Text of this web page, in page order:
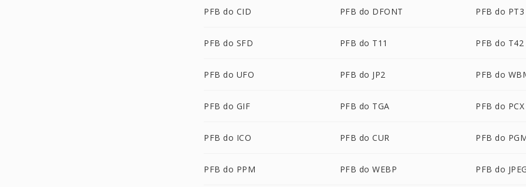
PFB do CID PFB do DFONT PFB do PT3
PFB do SFD PFB do T11 PFB do T42
PFB do UFO PFB do JP2 PFB do
PFB do GIF PFB do TGA PFB do PCX
PFB do ICO PFB do CUR PFB do
PFB do PPM PFB do WEBP PFB do